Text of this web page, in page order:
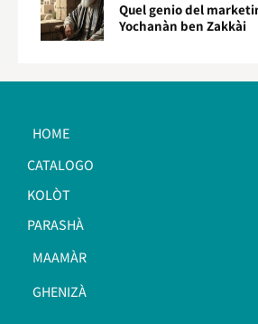
Quel genio del
Yochanàn ben Zakkài
HOME
CATALOGO
KOLÒT
PARASHÀ
MAAMÀR
GHENIZÀ